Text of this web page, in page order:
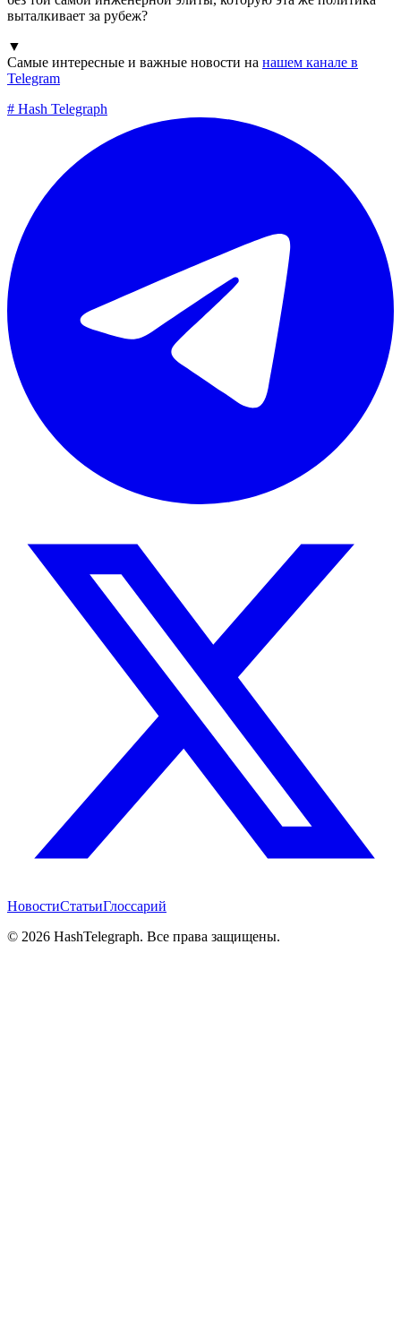
выталкивает за рубеж?
▼
Самые интересные и важные новости на нашем канале в
Telegram
# Hash Telegraph
НовостиСтатьиГлоссарий
© 2026 HashTelegraph. Все права защищены.